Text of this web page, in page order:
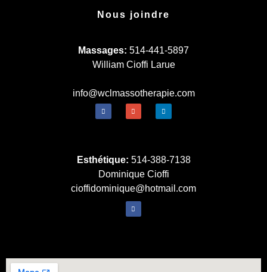
Nous joindre
Massages: 514-441-5897
William Cioffi Larue
info@wclmassotherapie.com
Esthétique: 514-388-7138
Dominique Cioffi
cioffidominique@hotmail.com